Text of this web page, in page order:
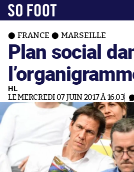
FRANCE MARSEILLE
Plan social
HL
LE MERCREDI 07 JUIN 2017 À 16:03